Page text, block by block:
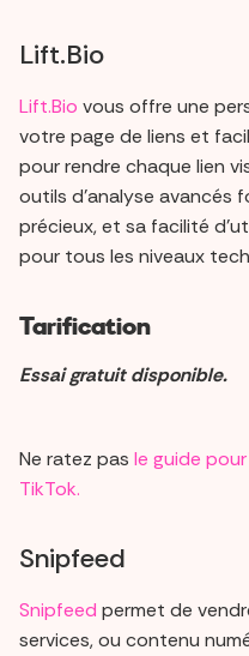
Lift.Bio
Lift.Bio vous offre une
votre page de liens et
pour rendre chaque lien
outils d'analyse avancés
précieux, et sa facilité
pour tous les niveaux
Tarification
Essai gratuit disponible.
Ne ratez pas le guide
TikTok.
Snipfeed
Snipfeed permet de
services, ou contenu